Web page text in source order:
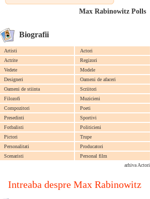
Max Rabinowitz Polls
Biografii
Artisti
Actori
Actrite
Regizori
Vedete
Modele
Designeri
Oameni de afaceri
Oameni de stiinta
Scriitori
Filozofi
Muzicieni
Compozitori
Poeti
Presedinti
Sportivi
Fotbalisti
Politicieni
Pictori
Trupe
Personalitati
Producatori
Scenaristi
Personal film
arhiva Actori
Intreaba despre Max Rabinowitz